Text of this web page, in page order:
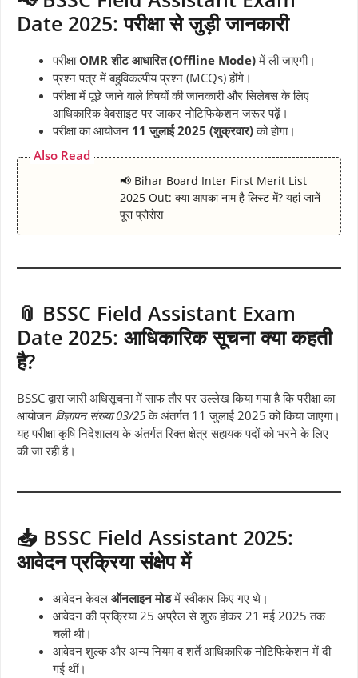
Date 2025: परीक्षा से जुड़ी जानकारी
परीक्षा OMR शीट आधारित (Offline Mode)में ली जाएगी।
प्रश्न पत्र में बहुविकल्पीय प्रश्न (MCQs) होंगे।
परीक्षा में पूछे जाने वाले विषयों की जानकारी और सिलेबस के लिए
आधिकारिक वेबसाइट पर जाकर नोटिफिकेशन जरूर पढ़ें।
परीक्षा का आयोजन 11 जुलाई 2025 (शुक्रवार)को होगा।
Also Read
📢 Bihar Board Inter First Merit List
2025 Out: क्या आपका नाम है लिस्ट में? यहां जानें
पूरा प्रोसेस
📎 BSSC Field Assistant Exam
Date 2025: आधिकारिक सूचना क्या कहती
है?
BSSC द्वारा जारी अधिसूचना में साफ तौर पर उल्लेख किया गया है कि परीक्षा का
आयोजन विज्ञापन संख्या 03/25के अंतर्गत 11 जुलाई 2025 को किया जाएगा।
यह परीक्षा कृषि निदेशालय के अंतर्गत रिक्त क्षेत्र सहायक पदों को भरने के लिए
की जा रही है।
📥 BSSC Field Assistant 2025:
आवेदन प्रक्रिया संक्षेप में
आवेदन केवल ऑनलाइन मोडमें स्वीकार किए गए थे।
आवेदन की प्रक्रिया 25 अप्रैल से शुरू होकर 21 मई 2025 तक
चली थी।
आवेदन शुल्क और अन्य नियम व शर्तें आधिकारिक नोटिफिकेशन में दी
गई थीं।